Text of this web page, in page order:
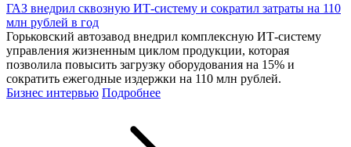
ГАЗ внедрил сквозную ИТ-систему и сократил затраты на 110
млн рублей в год
Горьковский автозавод внедрил комплексную ИТ-систему
управления жизненным циклом продукции, которая
позволила повысить загрузку оборудования на 15% и
сократить ежегодные издержки на 110 млн рублей.
Бизнес интервью Подробнее